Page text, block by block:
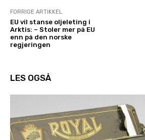
FORRIGE ARTIKKEL
EU vil stanse oljeleting i
Arktis: – Stoler mer på EU
enn på den norske
regjeringen
LES OGSÅ